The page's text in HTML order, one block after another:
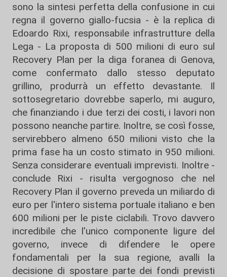
sono la sintesi perfetta della confusione in cui
regna il governo giallo-fucsia - è la replica di
Edoardo Rixi, responsabile infrastrutture della
Lega - La proposta di 500 milioni di euro sul
Recovery Plan per la diga foranea di Genova,
come confermato dallo stesso deputato
grillino, produrrà un effetto devastante. Il
sottosegretario dovrebbe saperlo, mi auguro,
che finanziando i due terzi dei costi, i lavori non
possono neanche partire. Inoltre, se così fosse,
servirebbero almeno 650 milioni visto che la
prima fase ha un costo stimato in 950 milioni.
Senza considerare eventuali imprevisti. Inoltre -
conclude Rixi - risulta vergognoso che nel
Recovery Plan il governo preveda un miliardo di
euro per l'intero sistema portuale italiano e ben
600 milioni per le piste ciclabili. Trovo davvero
incredibile che l'unico componente ligure del
governo, invece di difendere le opere
fondamentali per la sua regione, avalli la
decisione di spostare parte dei fondi previsti